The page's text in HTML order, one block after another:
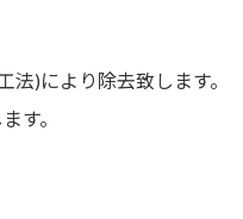
)により除去致します。
す。